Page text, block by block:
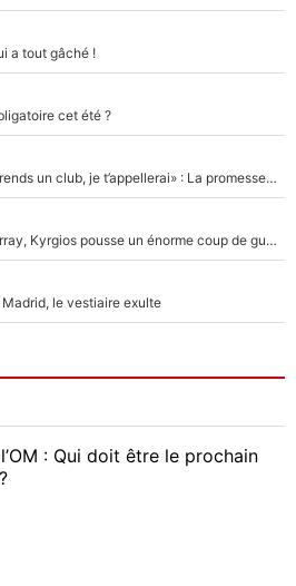
a tout gâché !
cet été ?
Mercato - OM - «Dès que je prends un club, je t’appellerai» : La promesse de Marcelino au moment de claquer la porte
Victime de racisme contre Murray, Kyrgios pousse un énorme coup de gueule !
le vestiaire exulte
: Qui doit être le prochain